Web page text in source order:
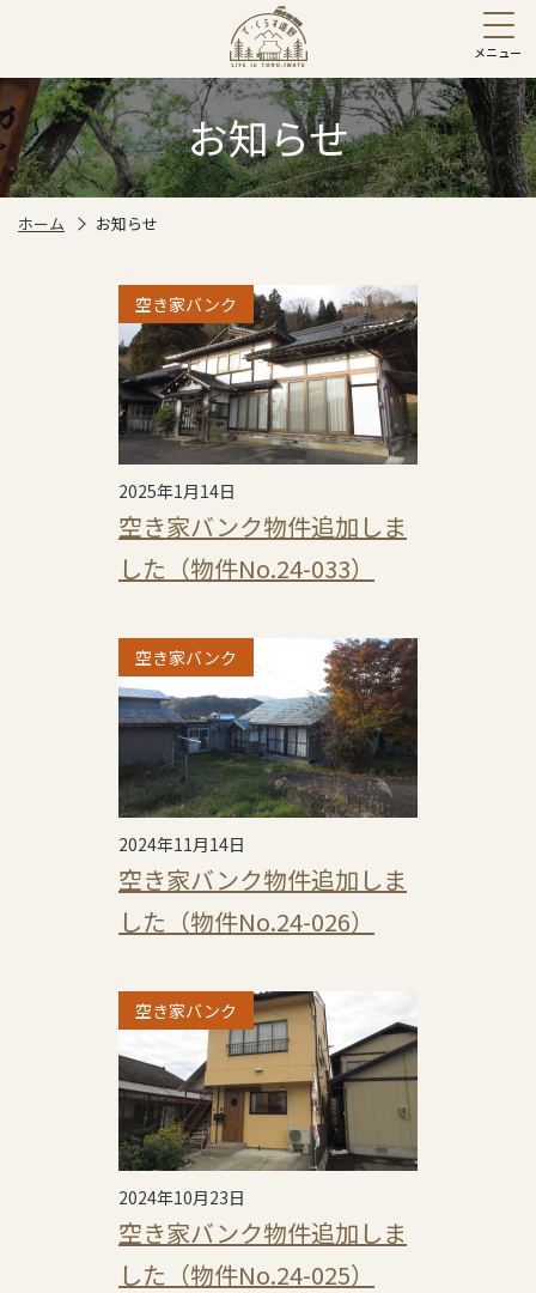
お知らせ
ホーム お知らせ
空き家バンク
2025年1月14日
空き家バンク物件追加しま
した（物件No.24-033）
空き家バンク
2024年11月14日
空き家バンク物件追加しま
した（物件No.24-026）
空き家バンク
2024年10月23日
空き家バンク物件追加しま
した（物件No.24-025）